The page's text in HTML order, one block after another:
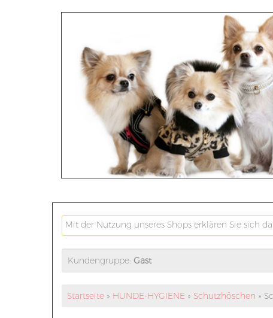
Mit der Nutzung unseres Shops erklären Sie sich
Kundengruppe: Gast
Startseite » HUNDE-HYGIENE » Schutzhöschen »